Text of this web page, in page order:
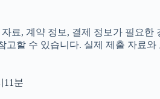
료, 계약 정보, 결제 정보가 필요
고할 수 있습니다. 실제 제출 자료
11분